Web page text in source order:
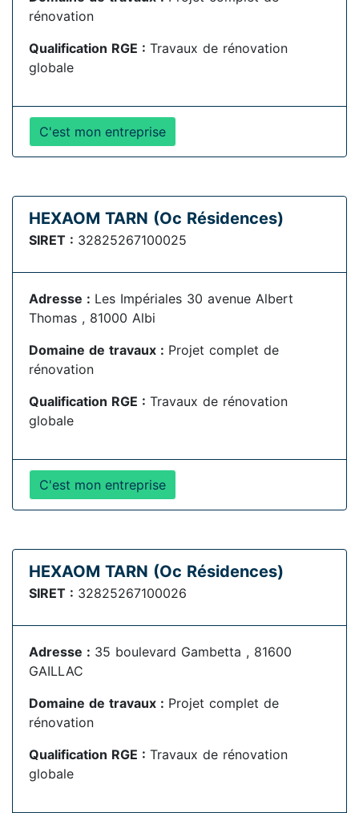
rénovation
Qualification RGE : Travaux de rénovation
globale
C'est mon entreprise
HEXAOM TARN (Oc Résidences)
SIRET : 32825267100025
Adresse : Les Impériales 30 avenue Albert
Thomas , 81000 Albi
Domaine de travaux : Projet complet de
rénovation
Qualification RGE : Travaux de rénovation
globale
C'est mon entreprise
HEXAOM TARN (Oc Résidences)
SIRET : 32825267100026
Adresse : 35 boulevard Gambetta , 81600
GAILLAC
Domaine de travaux : Projet complet de
rénovation
Qualification RGE : Travaux de rénovation
globale